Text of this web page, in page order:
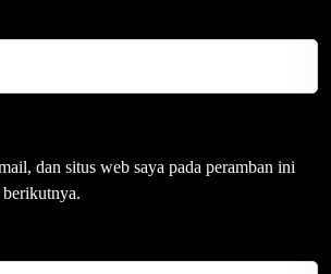
dan situs web saya pada peramban ini